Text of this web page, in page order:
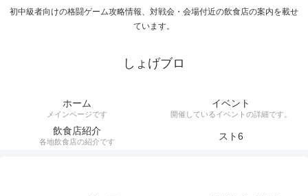
初中級者向けの格闘ゲーム攻略情報、対戦会・会場付近の飲食店の案内を載せ
ています。
しょげブロ
ホーム
メインページです
イベント
開催しているイベントの詳細です。
飲食店紹介
各地飲食店の紹介です スト6